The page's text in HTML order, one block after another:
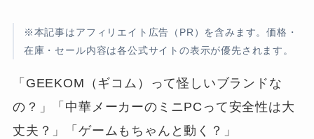
※本記事はアフィリエイト広告（PR）を含みます。価格・
在庫・セール内容は各公式サイトの表示が優先されます。
「GEEKOM（ギコム）って怪しいブランドな
の？」「中華メーカーのミニPCって安全性は大
丈夫？」「ゲームもちゃんと動く？」